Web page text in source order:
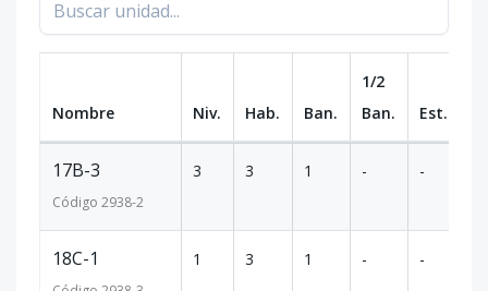
Nombre Niv. Hab. Ban.
1/2
Ban.
Est.
17B-3
Código 2938-2
3 3 1 - -
18C-1 1 3 1 - -